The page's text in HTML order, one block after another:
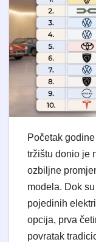
Početak
tržištu donio je
ozbiljne
modela. Dok
pojedinih
opcija, prva
povratak